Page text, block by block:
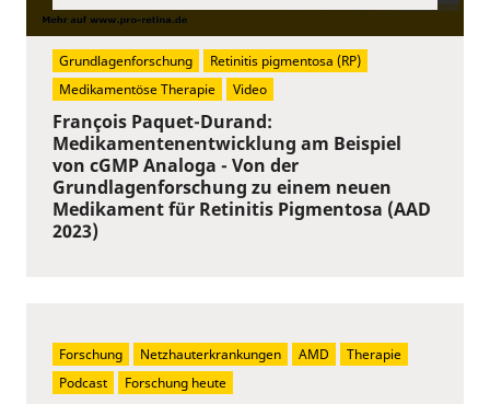
François Paquet-Durand:
Medikamentenentwicklung am Beispiel
von cGMP Analoga - Von der
Grundlagenforschung zu einem neuen
Medikament für Retinitis Pigmentosa (AAD
2023)
Grundlagenforschung
Retinitis pigmentosa (RP)
Medikamentöse Therapie
Video
Forschung Netzhauterkrankungen AMD
Therapie
Podcast
Forschung heute